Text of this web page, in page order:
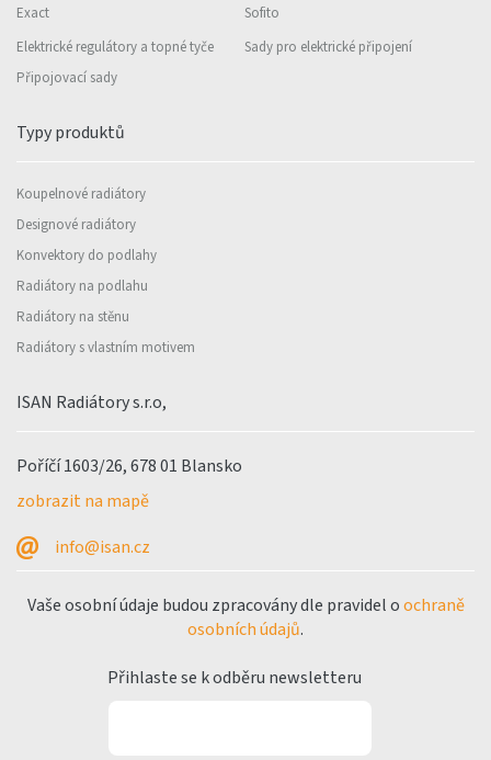
Exact
Sofito
Elektrické regulátory a topné tyče
Sady pro elektrické připojení
Připojovací sady
Typy produktů
Koupelnové radiátory
Designové radiátory
Konvektory do podlahy
Radiátory na podlahu
Radiátory na stěnu
Radiátory s vlastním motivem
ISAN Radiátory s.r.o,
Poříčí 1603/26, 678 01 Blansko
zobrazit na mapě
info@isan.cz
Vaše osobní údaje budou zpracovány dle pravidel oochraně
osobních údajů.
Přihlaste se k odběru newsletteru